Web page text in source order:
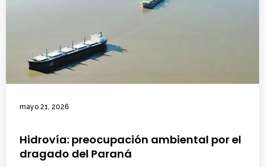
mayo 21, 2026
Hidrovía: preocupación ambiental por el
dragado del Paraná